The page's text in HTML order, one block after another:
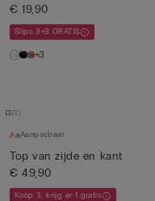
€ 19,90
Slips 3+3 GRATIS
+3
Aanpasbaar
Top van zijde en kant
€ 49,90
Koop 3, krijg er 1 gratis